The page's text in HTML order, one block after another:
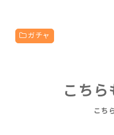
ガチャ
こちら